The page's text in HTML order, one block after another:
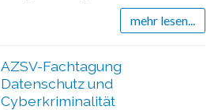
mehr lesen...
AZSV-Fachtagung
Datenschutz und
Cyberkriminalität